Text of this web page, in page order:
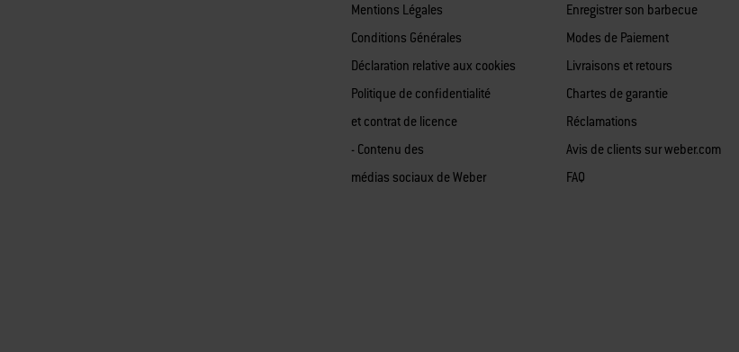
Mentions Légales
Conditions Générales
Déclaration relative aux cookies
Politique de confidentialité
et contrat de licence
- Contenu des
médias sociaux de Weber
Enregistrer son barbecue
Modes de Paiement
Livraisons et retours
Chartes de garantie
Réclamations
Avis de clients sur weber.com
FAQ